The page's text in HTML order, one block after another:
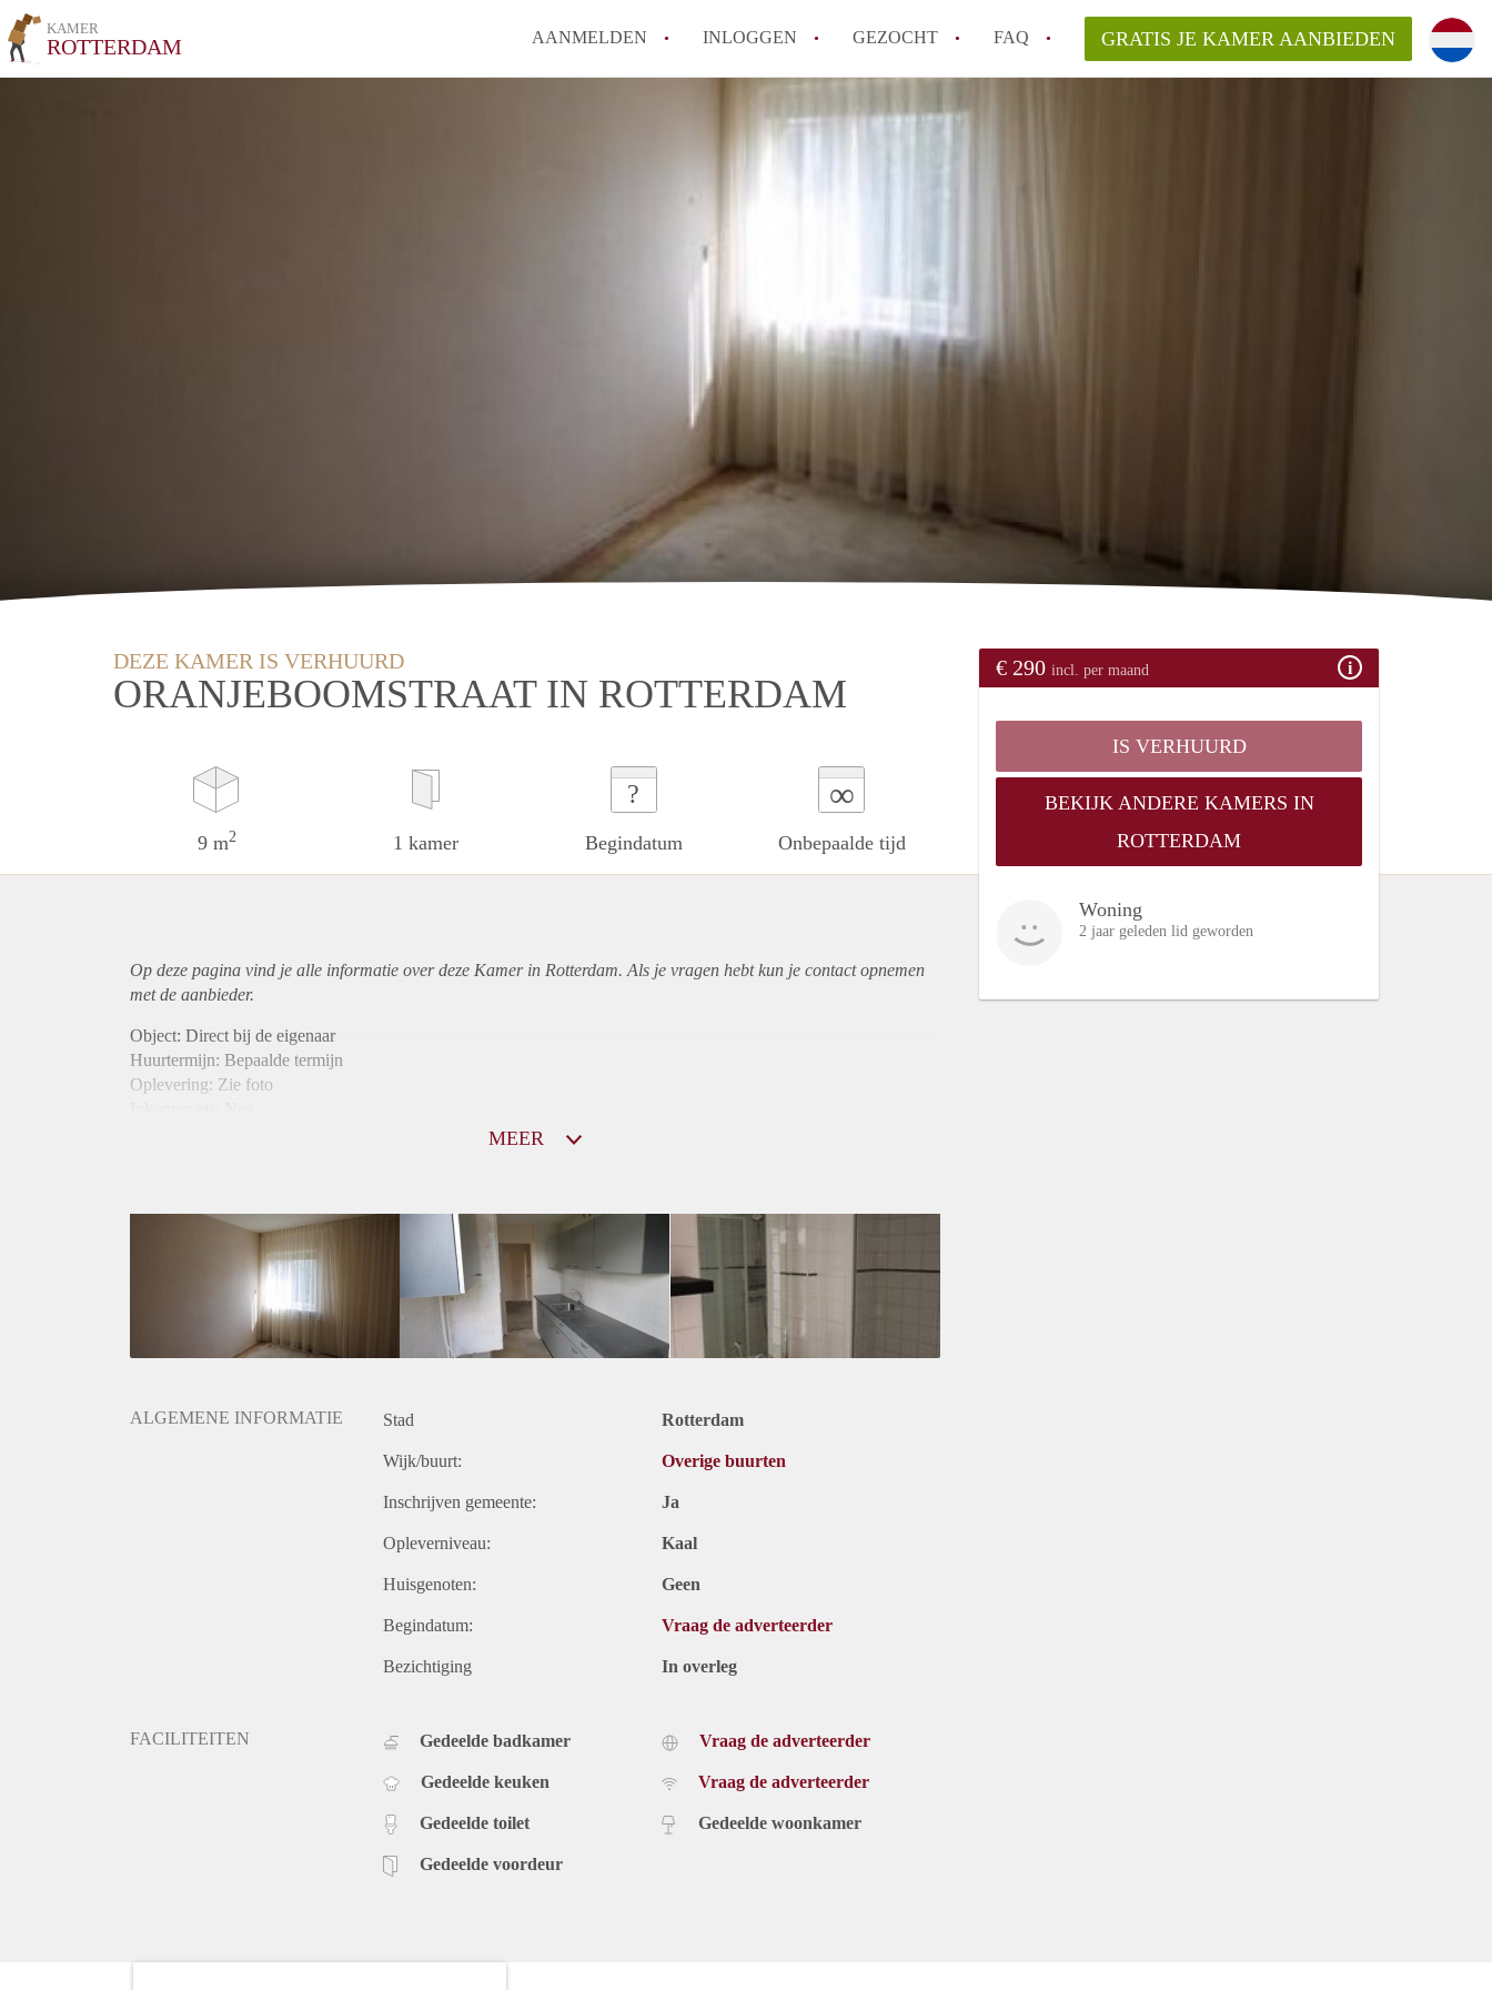
KAMER
ROTTERDAM AANMELDEN INLOGGEN GEZOCHT FAQ
Moet ik mij inschrijven bij de gemeente als ik een kamer huur in
Alle veelgestelde vragen
GRATIS JE KAMER AANBIEDEN
DEZE KAMER IS VERHUURD
ORANJEBOOMSTRAAT IN ROTTERDAM
9 m2 1 kamer
?
Begindatum
∞
Onbepaalde tijd
€ 290 incl. per maand
IS VERHUURD
BEKIJK ANDERE KAMERS IN
ROTTERDAM
Woning
2 jaar geleden lid geworden
Op deze pagina vind je alle informatie over deze Kamer in Rotterdam. Als je vragen hebt kun je contact opnemen
met de aanbieder.
Object: Direct bij de eigenaar
Huurtermijn: Bepaalde termijn
Oplevering: Zie foto
Gedeelde Douche: Ja
Gedeelde woonkamer: Ja
MEER
ALGEMENE INFORMATIE Stad Rotterdam
Wijk/buurt: Overige buurten
Inschrijven gemeente: Ja
Opleverniveau: Kaal
Huisgenoten: Geen
Begindatum: Vraag de adverteerder
Bezichtiging In overleg
FACILITEITEN Gedeelde badkamer
Gedeelde keuken
Gedeelde toilet
Gedeelde voordeur
Vraag de adverteerder
Vraag de adverteerder
Gedeelde woonkamer